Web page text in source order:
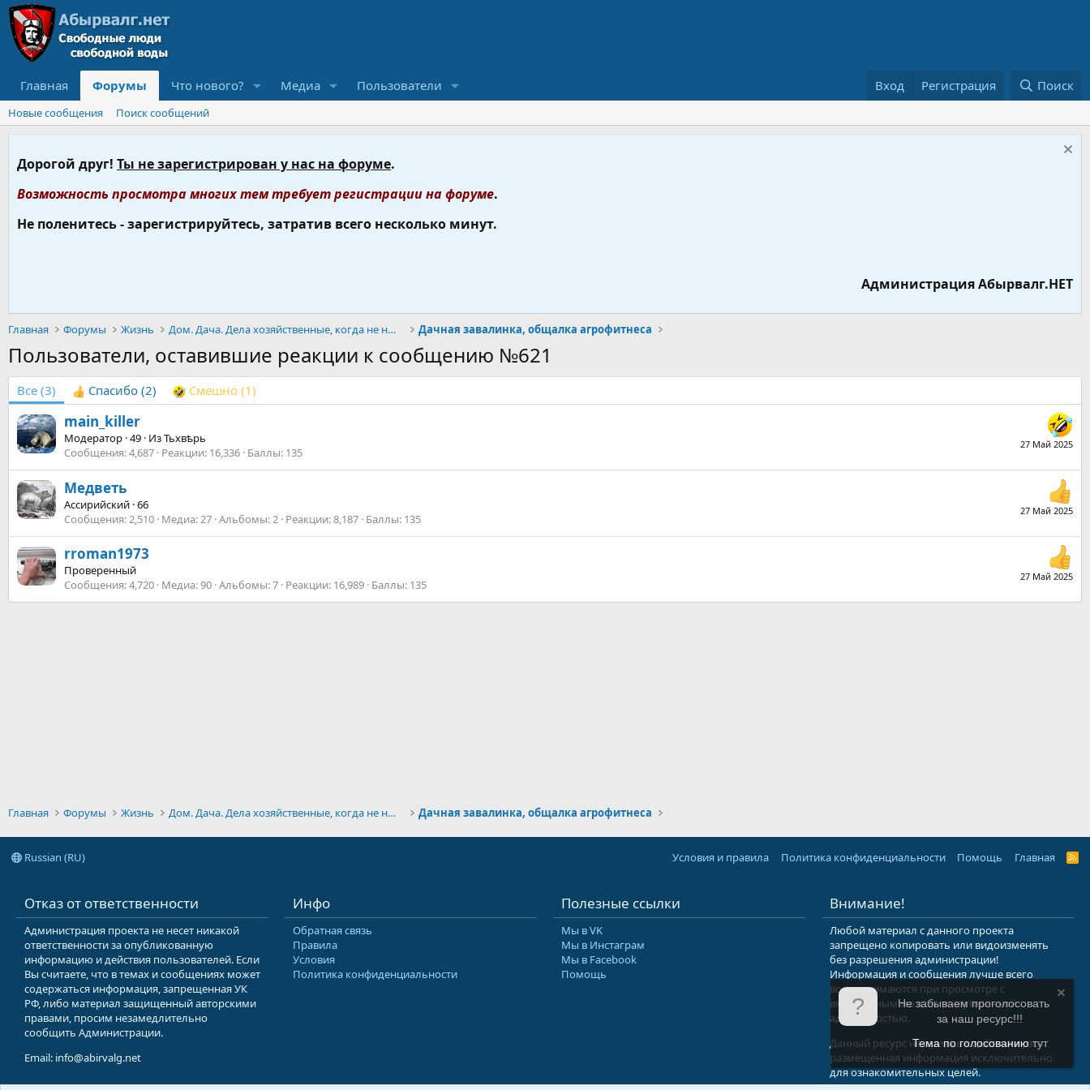
Главная Форумы Что нового? Медиа Пользователи Вход Регистрация Поиск
Новые сообщения Поиск сообщений
Дорогой друг! Ты не зарегистрирован у нас на форуме.
Возможность просмотра многих тем требует регистрации на форуме.
Не поленитесь - зарегистрируйтесь, затратив всего несколько минут.
Администрация Абырвалг.НЕТ
Главная Форумы Жизнь Дом. Дача. Дела хозяйственные, когда не ныряем. Дачная завалинка, общалка агрофитнеса
Пользователи, оставившие реакции к сообщению №621
Все (3) Спасибо (2) Смешно (1)
27 Май 2025
main_killer
Модератор ·49 · ИзТьхвѣрь
Сообщения 4,687 Реакции 16,336 Баллы 135
27 Май 2025
Медветь
Ассирийский ·66
Сообщения 2,510 Медиа 27 Альбомы 2 Реакции 8,187 Баллы 135
27 Май 2025
rroman1973
Проверенный
Сообщения 4,720 Медиа 90 Альбомы 7 Реакции 16,989 Баллы 135
Главная Форумы Жизнь Дом. Дача. Дела хозяйственные, когда не ныряем. Дачная завалинка, общалка агрофитнеса
Russian (RU) Условия и правила Политика конфиденциальности Помощь Главная
R
Отказ от ответственности
Администрация проекта не несет никакой
ответственности за опубликованную
информацию и действия пользователей. Если
Вы считаете, что в темах и сообщениях может
содержаться информация, запрещенная УК
РФ, либо материал защищенный авторскими
правами, просим незамедлительно
сообщить Администрации.
Email: info@abirvalg.net
Инфо
Обратная связь
Правила
Условия
Политика конфиденциальности
Полезные ссылки
Мы в VK
Мы в Инстаграм
Мы в Facebook
Помощь
Внимание!
Любой материал с данного проекта
запрещено копировать или видоизменять
без разрешения администрации!
Информация и сообщения лучше всего
воспринимаются при просмотре с
включенным мозгом и неутерянной
адекватностью.
Данный ресурс не призыв к действию, вся
размещенная информация исключительно
для ознакомительных целей.
Не забываем проголосовать
за наш ресурс!!!
Тема по голосованиютут